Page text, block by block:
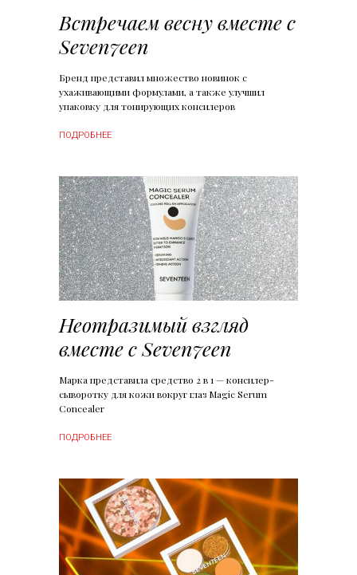
Встречаем весну вместе с
Seven7een
Бренд представил множество новинок с
ухаживающими формулами, а также улучшил
упаковку для тонирующих консилеров
ПОДРОБНЕЕ
Неотразимый взгляд
вместе с Seven7een
Марка представила средство 2 в 1 — консилер-
сыворотку для кожи вокруг глаз Magic Serum
Concealer
ПОДРОБНЕЕ